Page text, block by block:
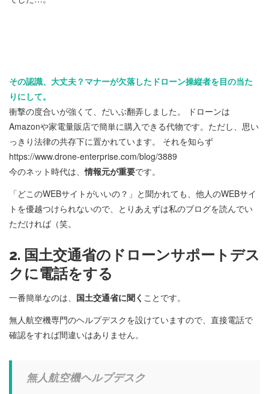
その認識、大丈夫？マナーが欠落したドローン操縦者を目の当た
りにして。
衝撃の度合いが強くて、だいぶ翻弄しました。 ドローンは
Amazonや家電量販店で簡単に購入できる代物です。ただし、思い
っきり法律の共存下に置かれています。 それを知らず
https://www.drone-enterprise.com/blog/3889
今のネット時代は、情報元が重要です。
「どこのWEBサイトがいいの？」と聞かれても、他人のWEBサイ
トを優越つけられないので、とりあえずは私のブログを読んでい
ただければ（笑。
2. 国土交通省のドローンサポートデス
クに電話をする
一番簡単なのは、 国土交通省に聞く ことです。
無人航空機専門のヘルプデスクを設けていますので、直接電話で
確認をすれば間違いはありません。
無人航空機ヘルプデスク